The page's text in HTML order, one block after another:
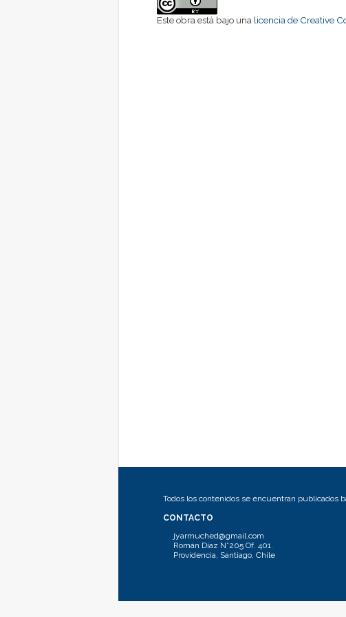
Este obra está bajo una licencia de Creative
Todos los contenidos se encuentran publicados
CONTACTO
jyarmuched@gmail.com
Román Díaz N°205 Of. 401.
Providencia, Santiago, Chile